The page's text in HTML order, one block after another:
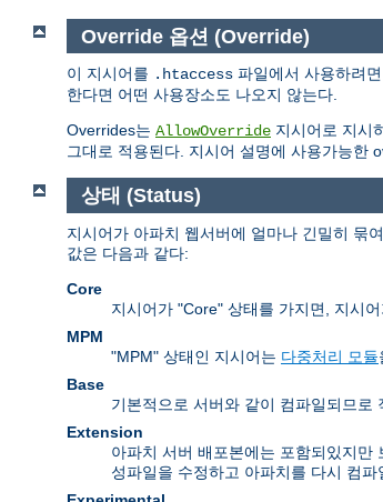
Override 옵션 (Override)
이 지시어를 .htaccess 파일에서 사용하려
한다면 어떤 사용장소도 나오지 않는다.
Overrides는 AllowOverride 지시어로 지시
그대로 적용된다. 지시어 설명에 사용가능한
상태 (Status)
지시어가 아파치 웹서버에 얼마나 긴밀히 묶
값은 다음과 같다:
Core
지시어가 "Core" 상태를 가지면, 지시
MPM
"MPM" 상태인 지시어는 다중처리 모듈
Base
기본적으로 서버와 같이 컴파일되므로
Extension
아파치 서버 배포본에는 포함되있지만
성파일을 수정하고 아파치를 다시 컴파